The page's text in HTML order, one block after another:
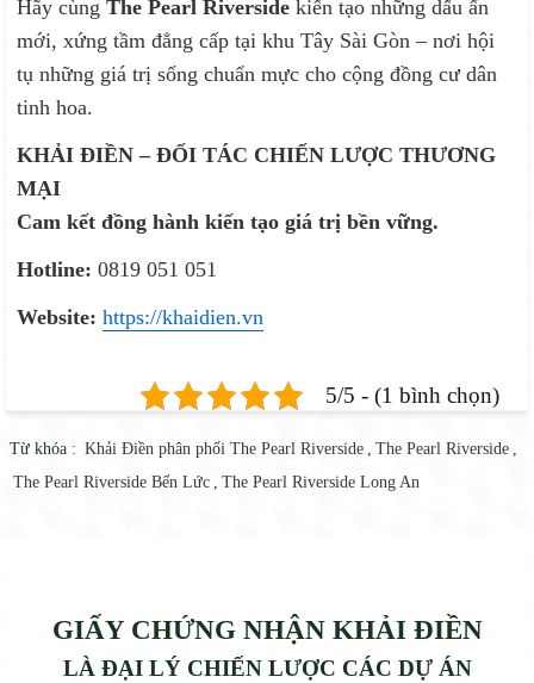
Hãy cùngThe Pearl Riverside kiến tạo những dấu ấn
mới, xứng tầm đẳng cấp tại khu Tây Sài Gòn – nơi hội
tụ những giá trị sống chuẩn mực cho cộng đồng cư dân
tinh hoa.
KHẢI ĐIỀN – ĐỐI TÁC CHIẾN LƯỢC THƯƠNG
MẠI
Cam kết đồng hành kiến tạo giá trị bền vững.
Hotline: 0819 051 051
Website: https://khaidien.vn
5/5 - (1 bình chọn)
Từ khóa : Khải Điền phân phối The Pearl Riverside , The Pearl Riverside ,
The Pearl Riverside Bến Lức , The Pearl Riverside Long An
GIẤY CHỨNG NHẬN KHẢI ĐIỀN
LÀ ĐẠI LÝ CHIẾN LƯỢC CÁC DỰ ÁN